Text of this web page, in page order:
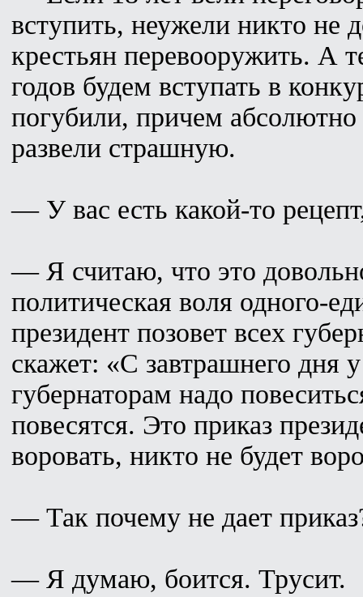
вступить, неужели никто не
крестьян перевооружить. А
годов будем вступать в
погубили, причем
развели страшную.
— У вас есть какой-то
— Я считаю, что это
политическая воля одного-
президент позовет всех
скажет: «С завтрашнего дня
губернаторам надо
повесятся. Это приказ
воровать, никто не будет
— Так почему не дает
— Я думаю, боится. Трусит.